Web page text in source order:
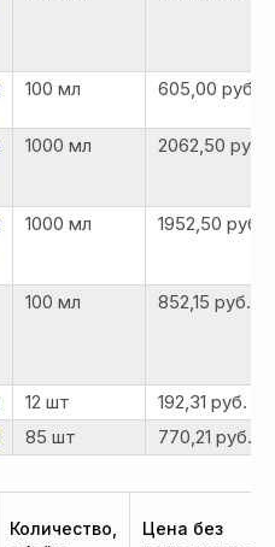
100 мл 605,00 руб.
1000 мл 2062,50 руб.
1000 мл 1952,50 руб.
100 мл 852,15 руб.
12 шт
192,31 руб.
85 шт 770,21 руб.
Количество,
Цена без